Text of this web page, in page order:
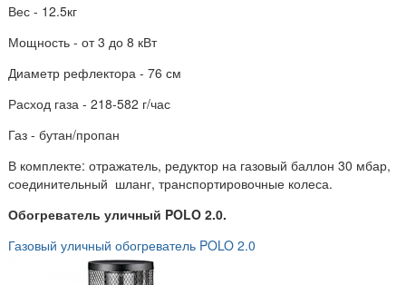
Вес - 12.5кг
Мощность - от 3 до 8 кВт
Диаметр рефлектора - 76 см
Расход газа - 218-582 г/час
Газ - бутан/пропан
В комплекте: отражатель, редуктор на газовый баллон 30 мбар,
соединительный шланг, транспортировочные колеса.
Обогреватель уличный POLO 2.0.
Газовый уличный обогреватель POLO 2.0